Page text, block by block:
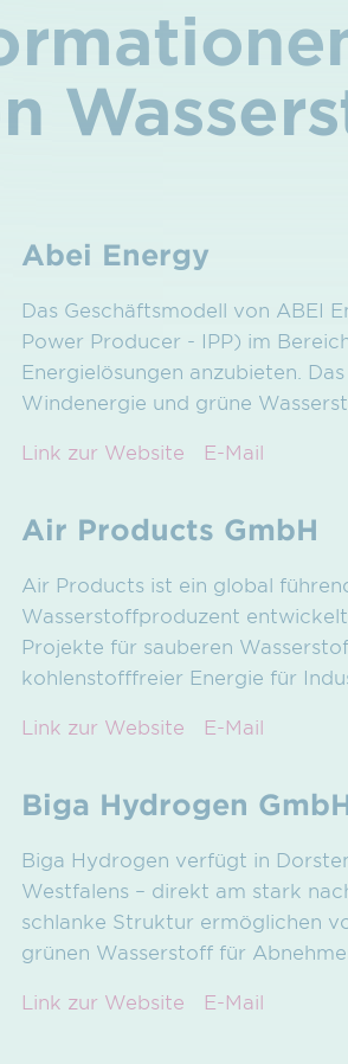
Abei Energy
Das Geschäftsmodell von ABEI
Power Producer - IPP) im
Energielösungen anzubieten.
Windenergie und grüne
Link zur Website E-Mail
Air Products GmbH
Air Products ist ein global
Wasserstoffproduzent
Projekte für sauberen
kohlenstofffreier Energie für
Link zur Website E-Mail
Biga Hydrogen
Biga Hydrogen verfügt in
Westfalens – direkt am stark
schlanke Struktur ermöglichen
grünen Wasserstoff für
Link zur Website E-Mail